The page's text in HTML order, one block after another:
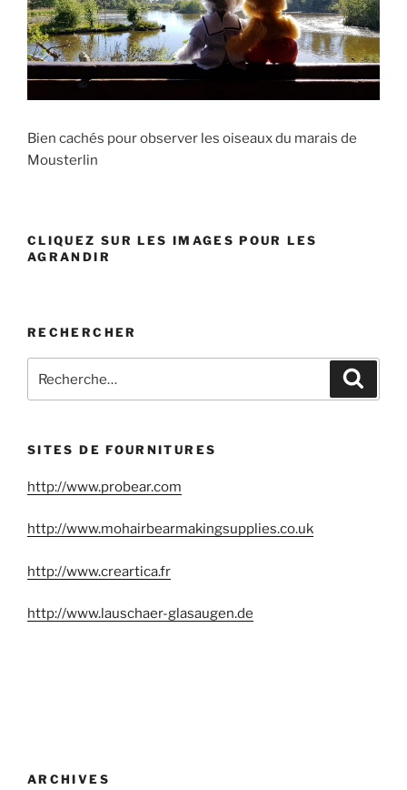
Bien cachés pour observer les oiseaux du marais de
Mousterlin
CLIQUEZ SUR LES IMAGES POUR LES
AGRANDIR
RECHERCHER
pour
SITES DE FOURNITURES
http://www.probear.com
http://www.mohairbearmakingsupplies.co.uk
http://www.creartica.fr
http://www.lauschaer-glasaugen.de
ARCHIVES